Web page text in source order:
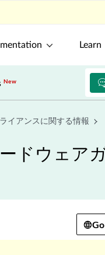
Learn
New
イアンスに関する情報
ドウェア